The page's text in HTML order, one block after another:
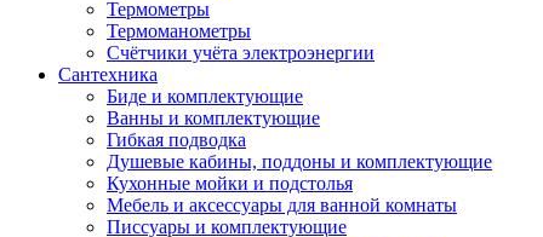
Термометры
Термоманометры
Счётчики учёта электроэнергии
Сантехника
Биде и комплектующие
Ванны и комплектующие
Гибкая подводка
Душевые кабины, поддоны и комплектующие
Кухонные мойки и подстолья
Мебель и аксессуары для ванной комнаты
Писсуары и комплектующие